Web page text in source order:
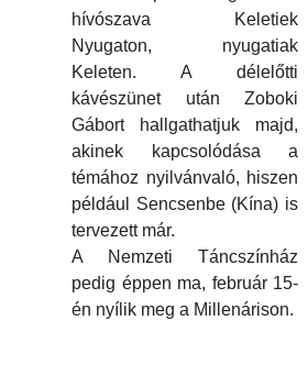
hívószava Keletiek
Nyugaton, nyugatiak
Keleten. A délelőtti
kávészünet után Zoboki
Gábort hallgathatjuk majd,
akinek kapcsolódása a
témához nyilvánvaló, hiszen
például Sencsenbe (Kína) is
tervezett már.
A Nemzeti Táncszínház
pedig éppen ma, február 15-
én nyílik meg a Millenárison.